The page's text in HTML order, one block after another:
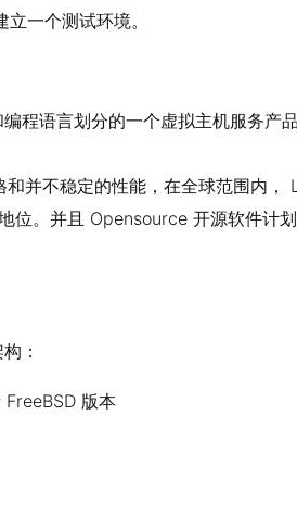
一个测试环境。
程语言划分的一个虚拟主机服务产
并不稳定的性能，在全球范围内，
位。并且 Opensource 开源软件计
：
版本